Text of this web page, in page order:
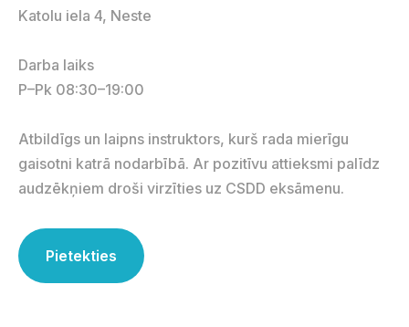
Katolu iela 4, Neste
Darba laiks
P–Pk 08:30–19:00
Atbildīgs un laipns instruktors, kurš rada mierīgu
gaisotni katrā nodarbībā. Ar pozitīvu attieksmi palīdz
audzēkņiem droši virzīties uz CSDD eksāmenu.
Pietekties